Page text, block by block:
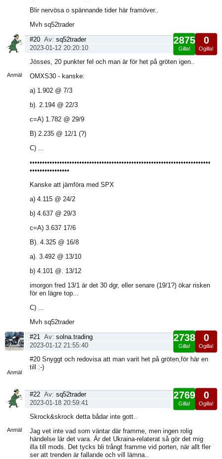
Blir nervösa o spännande tider här framöver..
Mvh sq52trader
Anmäl
0
Ogilla!
2875
Gilla!
#20 Av: sq52trader
2023-01-12 20:20:10
Jösses, 20 punkter fel och man är för het på gröten igen..
OMXS30 - kanske:
a) 1.902 @ 7/3
b). 2.194 @ 22/3
c=A) 1.782 @ 29/9
B) 2.235 @ 12/1 (?)
C) ...
•••••••••••••••••••••••••••••••••••••••••••••••••••••••••••••••••••••••••
••••••••••••••••
Kanske att jämföra med SPX
a) 4.115 @ 24/2
b) 4.637 @ 29/3
c=A) 3.637 17/6
B). 4.325 @ 16/8
a). 3.492 @ 13/10
b) 4.101 @. 13/12
imorgon fred 13/1 är det 30 dgr, eller senare (19/1?) ökar risken
för en lägre top...
C) ...
Mvh sq52trader
Anmäl
0
Ogilla!
2738
Gilla!
#21 Av: solna.trading
2023-01-12 21:55:40
#20 Snyggt och redovisa att man varit het på gröten,för här en
till :-)
Anmäl
0
Ogilla!
2769
Gilla!
#22 Av: sq52trader
2023-01-18 20:59:41
Skrock&skrock detta bådar inte gott..
Jag vet inte vad som väntar där framme, men ingen rolig
händelse lär det vara. Är det Ukraina-relaterat så gör det mig
illa till mods. Det tycks bli trångt framme vid porten, när allt fler
ser att trenden är fallande och vill lämna..